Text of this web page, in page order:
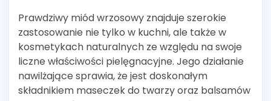
Prawdziwy miód wrzosowy znajduje szerokie
zastosowanie nie tylko w kuchni, ale także w
kosmetykach naturalnych ze względu na swoje
liczne właściwości pielęgnacyjne. Jego działanie
nawilżające sprawia, że jest doskonałym
składnikiem maseczek do twarzy oraz balsamów